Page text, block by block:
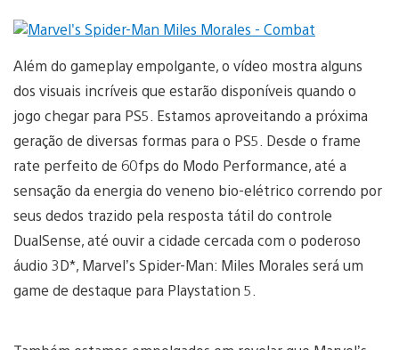
Além do gameplay empolgante, o vídeo mostra alguns
dos visuais incríveis que estarão disponíveis quando o
jogo chegar para PS5. Estamos aproveitando a próxima
geração de diversas formas para o PS5. Desde o frame
rate perfeito de 60fps do Modo Performance, até a
sensação da energia do veneno bio-elétrico correndo por
seus dedos trazido pela resposta tátil do controle
DualSense, até ouvir a cidade cercada com o poderoso
áudio 3D*, Marvel’s Spider-Man: Miles Morales será um
game de destaque para Playstation 5.